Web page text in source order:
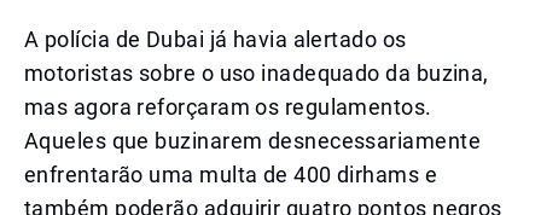
A polícia de Dubai já havia alertado os
motoristas sobre o uso inadequado da buzina,
mas agora reforçaram os regulamentos.
Aqueles que buzinarem desnecessariamente
enfrentarão uma multa de 400 dirhams e
também poderão adquirir quatro pontos negros